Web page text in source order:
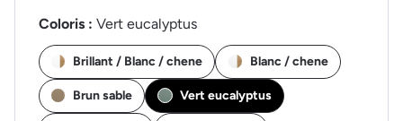
Coloris : Vert eucalyptus
Brillant / Blanc / chene Blanc / chene
Brun sable Vert eucalyptus